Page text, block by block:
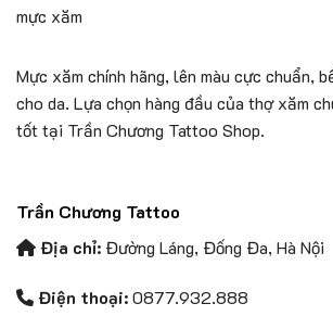
Mực xăm chính hãng, lên màu cực chuẩn,
cho da. Lựa chọn hàng đầu của thợ xăm
tốt tại Trần Chương Tattoo Shop.
mực xăm
Trần Chương Tattoo
Địa chỉ: Đường Láng, Đống Đa, Hà Nội
Điện thoại:0877.932.888